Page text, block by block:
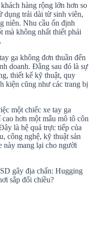
hàng rộng lớn hơn so
dụng trải dài từ sinh viên,
niên. Nhu cầu ổn định
mà không nhất thiết phải
ga không đơn thuần đến
doanh. Đằng sau đó là sự
thiết kế kỹ thuật, quy
kiện cũng như các trang bị
một chiếc xe tay ga
hơn một mẫu mô tô côn
là hệ quả trực tiếp của
công nghệ, kỹ thuật sản
này mang lại cho người
gây địa chấn: Hugging
sắp đổi chiều?